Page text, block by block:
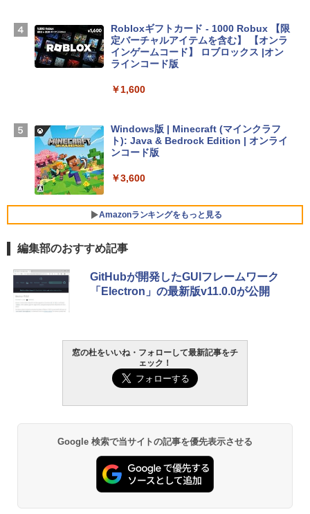
ームカメラ、日本語キーボード、Touch I
D - ミッドナイト
￥298,901
SSD インテル Core 5
￥129,800
Core i5/16GB/SSD 512GB/ホワイト) FM
VWK3E15W_AZ
￥139,880
Robloxギフトカード - 1000 Robux 【限
定バーチャルアイテムを含む】 【オンラ
インゲームコード】 ロブロックス |オン
ラインコード版
￥1,600
Windows版 | Minecraft (マインクラフ
ト): Java & Bedrock Edition | オンライ
ンコード版
￥3,600
Amazonランキングをもっと見る
生成AIパスポート公式テキスト 第４版
￥1,766
AIイラスト表現辞典: 思い通りの絵を引き
出す プロンプトの言葉 AI画像生成シリー
ズ (はぴーイラストLabo)
￥480
ClaudeCode いちばんやさしい 教科書:
非エンジニア 初心者 素人 でも安心 使い
方 マニュアル AI副業にもコンテンツ作成
にもKindle出版にも！ 非エンジニアのた
めのAIコーディング入門シリーズ
Amazon Kindle Paperwhite (16GB) 7イ
ンチディスプレイ、色調調節ライト、12
週間持続バッテリー、広告なし、ブラッ
Amazon Kindle - 目に優しい、かさばら
ない、大きな画面で読みやすい、6週間持
書籍リーダー、ブラック、16GB、広告な
￥16,980
Kindle Paperwhite シグニチャーエディ
ション (32GB) 7インチディスプレイ、明
るさ自動調整、色調調節ライト、12週間
編集部のおすすめ記事
GitHubが開発したGUIフレームワーク
「Electron」の最新版v11.0.0が公開
窓の杜をいいね・フォローして最新記事をチ
ェック！
Google 検索で当サイトの記事を優先表示させる